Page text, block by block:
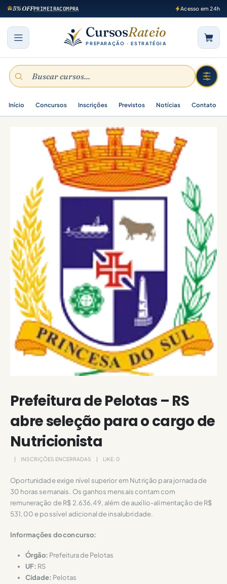
5% OFFPRIMEIRACOMPRA Acesso em 24h
CursosRateio
PREPARAÇÃO · ESTRATÉGIA
Início Concursos Inscrições Previstos Notícias Contato
Prefeitura de Pelotas – RS
abre seleção para o cargo de
Nutricionista
INSCRIÇÕES ENCERRADAS LIKE: 0
Oportunidade exige nível superior em Nutrição para jornada de
30 horas semanais. Os ganhos mensais contam com
remuneração de R$ 2.636,49, além de auxílio-alimentação de R$
531,00 e possível adicional de insalubridade.
Informações do concurso:
Órgão: Prefeitura de Pelotas
UF: RS
Cidade: Pelotas